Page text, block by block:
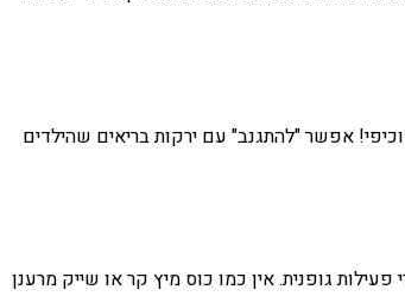
אפשר "להתגנב" עם ירקות בריאים שהילדים
גופנית. אין כמו כוס מיץ קר או שייק מרענן